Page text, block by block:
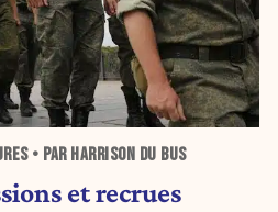
• PAR HARRISON DU BUS
et recrues